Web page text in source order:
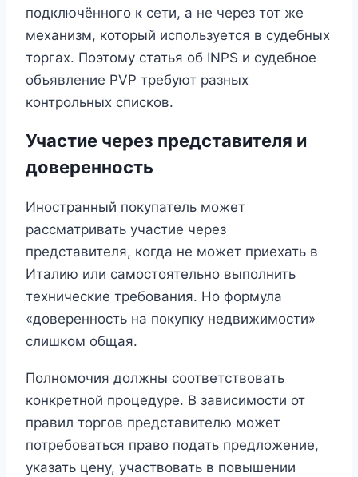
подключённого к сети, а не через тот же
механизм, который используется в судебных
торгах. Поэтому статья об INPS и судебное
объявление PVP требуют разных
контрольных списков.
Участие через представителя и
доверенность
Иностранный покупатель может
рассматривать участие через
представителя, когда не может приехать в
Италию или самостоятельно выполнить
технические требования. Но формула
«доверенность на покупку недвижимости»
слишком общая.
Полномочия должны соответствовать
конкретной процедуре. В зависимости от
правил торгов представителю может
потребоваться право подать предложение,
указать цену, участвовать в повышении